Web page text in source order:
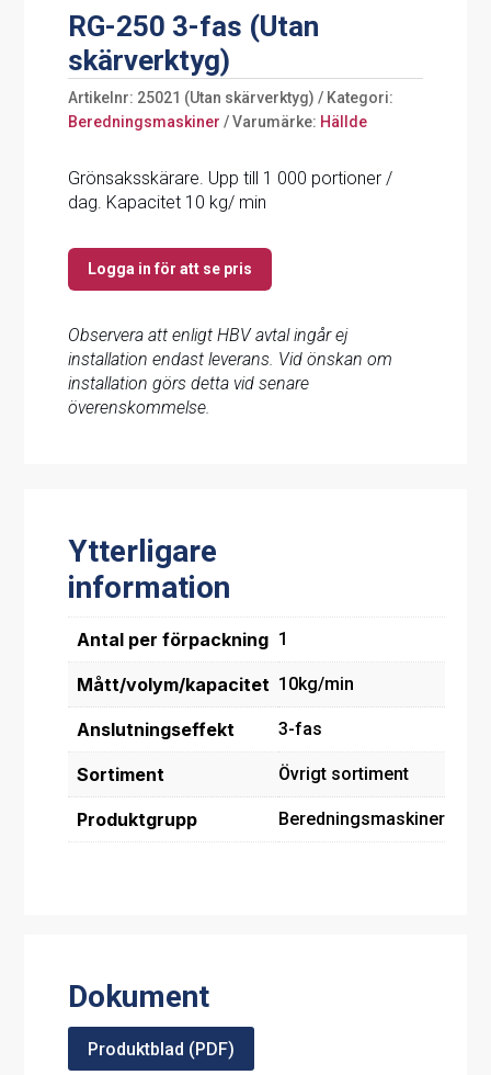
RG-250 3-fas (Utan
skärverktyg)
Artikelnr: 25021 (Utan skärverktyg)
Kategori:
Beredningsmaskiner
Varumärke: Hällde
Grönsaksskärare. Upp till 1 000 portioner /
dag. Kapacitet 10 kg/ min
Logga in för att se pris
Observera att enligt HBV avtal ingår ej
installation endast leverans. Vid önskan om
installation görs detta vid senare
överenskommelse.
Ytterligare
information
Antal per förpackning 1
Mått/volym/kapacitet 10kg/min
Anslutningseffekt 3-fas
Sortiment Övrigt sortiment
Produktgrupp Beredningsmaskiner
Dokument
Produktblad (PDF)